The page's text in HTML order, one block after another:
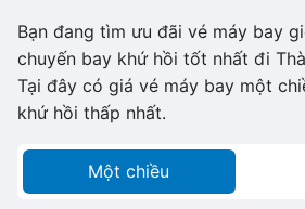
Bạn đang tìm ưu đãi vé máy bay
chuyến bay khứ hồi tốt nhất đi
Tại đây có giá vé máy bay một
khứ hồi thấp nhất.
Một chiều